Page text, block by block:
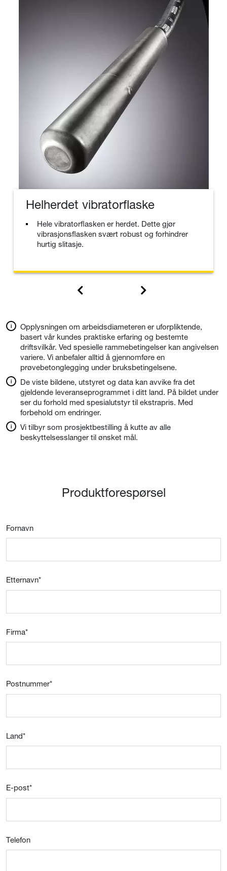
Helherdet vibratorflaske
Hele vibratorflasken er herdet. Dette gjør
vibrasjonsflasken svært robust og forhindrer
hurtig slitasje.
Opplysningen om arbeidsdiameteren er uforpliktende,
basert vår kundes praktiske erfaring og bestemte
driftsvilkår. Ved spesielle rammebetingelser kan angivelsen
variere. Vi anbefaler alltid å gjennomføre en
prøvebetonglegging under bruksbetingelsene.
De viste bildene, utstyret og data kan avvike fra det
gjeldende leveranseprogrammet i ditt land. På bildet under
ser du forhold med spesialutstyr til ekstrapris. Med
forbehold om endringer.
Vi tilbyr som prosjektbestilling å kutte av alle
beskyttelsesslanger til ønsket mål.
Produktforespørsel
Fornavn
Etternavn*
Firma*
Postnummer*
Land*
E-post*
Telefon